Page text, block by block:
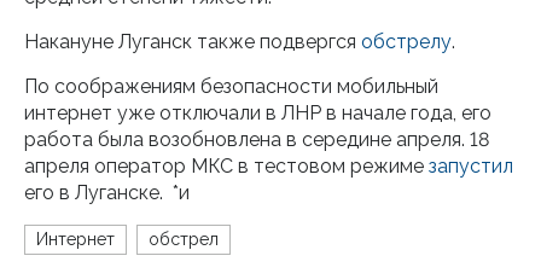
Накануне Луганск также подвергся обстрелу.
По соображениям безопасности мобильный
интернет уже отключали в ЛНР в начале года, его
работа была возобновлена в середине апреля. 18
апреля оператор МКС в тестовом режиме запустил
его в Луганске. *и
Интернет обстрел